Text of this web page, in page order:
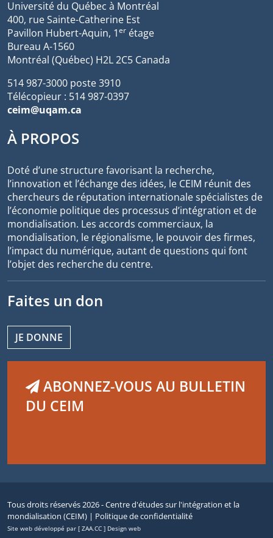
Université du Québec à Montréal
400, rue Sainte-Catherine Est
Pavillon Hubert-Aquin, 1er étage
Bureau A-1560
Montréal (Québec) H2L 2C5 Canada
514 987-3000 poste 3910
Télécopieur : 514 987-0397
ceim@uqam.ca
À PROPOS
Doté d’une structure favorisant la recherche,
l’innovation et l’échange des idées, le CEIM réunit des
chercheurs de réputation internationale spécialistes de
l’économie politique des processus d’intégration et de
mondialisation. Les accords commerciaux, la
mondialisation, le régionalisme, le pouvoir des firmes,
l’impact du numérique, autant de questions qui font
l’objet des recherche du centre.
Faites un don
JE DONNE
ABONNEZ-VOUS AU BULLETIN
DU CEIM
Tous droits réservés 2026 - Centre d'études sur l'intégration et la
mondialisation (CEIM) | Politique de confidentialité
Site web développé par [ ZAA.CC ] Design web